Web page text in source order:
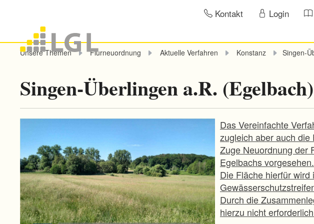
Kontakt Login
Unsere Themen Flurneuordnung Aktuelle Verfahren Konstanz Singen-
Singen-Überlingen a.R. (Egelbach)
Das Vereinfachte
zugleich aber auch
Zuge Neuordnung der
Egelbachs vorgesehen.
Die Fläche hierfür
Durch die
hierzu nicht